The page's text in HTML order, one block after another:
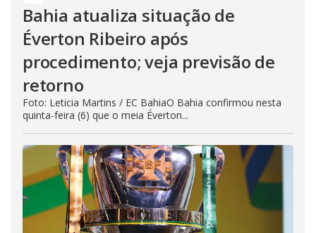
Bahia atualiza situação de
Éverton Ribeiro após
procedimento; veja previsão de
retorno
Foto: Leticia Martins / EC BahiaO Bahia confirmou nesta
quinta-feira (6) que o meia Éverton...